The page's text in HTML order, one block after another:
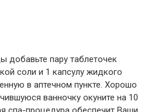
добавьте пару таблеточек
соли и 1 капсулу жидкого
в аптечном пункте. Хорошо
ванночку окуните на 10